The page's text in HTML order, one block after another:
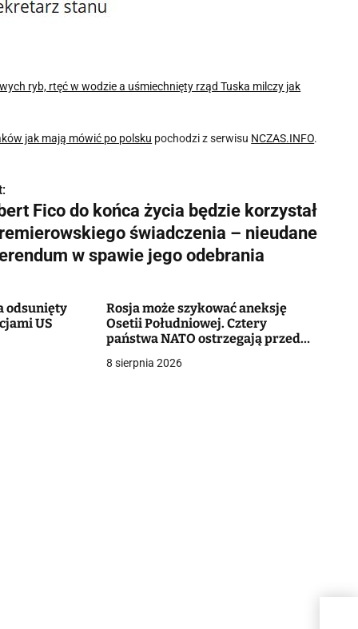
ryb, rtęć w wodzie a uśmiechnięty rząd Tuska milczy jak
jak mają mówić po polsku pochodzi z serwisu NCZAS.INFO.
Fico do końca życia będzie korzystał
świadczenia – nieudane
w spawie jego odebrania
odsunięty
US
Rosja może szykować aneksję
Osetii Południowej. Cztery
państwa NATO ostrzegają przed
8 sierpnia 2026